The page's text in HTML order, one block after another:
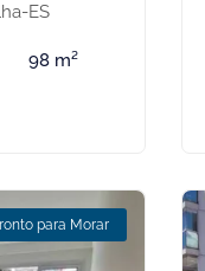
ES
98 m²
para Morar